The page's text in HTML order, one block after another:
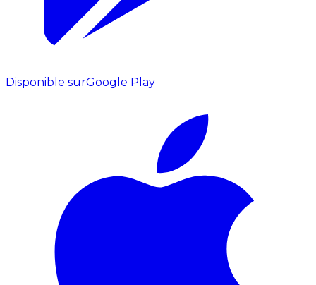
Disponible surGoogle Play